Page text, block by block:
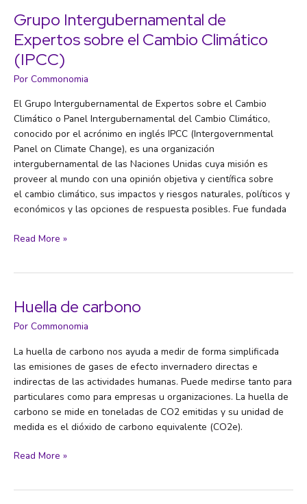
Grupo Intergubernamental de
Expertos sobre el Cambio Climático
(IPCC)
Por Commonomia
El Grupo Intergubernamental de Expertos sobre el Cambio
Climático o Panel Intergubernamental del Cambio Climático,
conocido por el acrónimo en inglés IPCC (Intergovernmental
Panel on Climate Change), es una organización
intergubernamental de las Naciones Unidas​ cuya misión es
proveer al mundo con una opinión objetiva y científica sobre
el cambio climático, sus impactos y riesgos naturales, políticos y
económicos y las opciones de respuesta posibles.​ Fue fundada
Grupo
sobre
el
Cambio
(IPCC)
Read More »
Huella de carbono
Por Commonomia
La huella de carbono nos ayuda a medir de forma simplificada
las emisiones de gases de efecto invernadero directas e
indirectas de las actividades humanas. Puede medirse tanto para
particulares como para empresas u organizaciones. La huella de
carbono se mide en toneladas de CO2 emitidas y su unidad de
medida es el dióxido de carbono equivalente (CO2e).
Huella
Read More »